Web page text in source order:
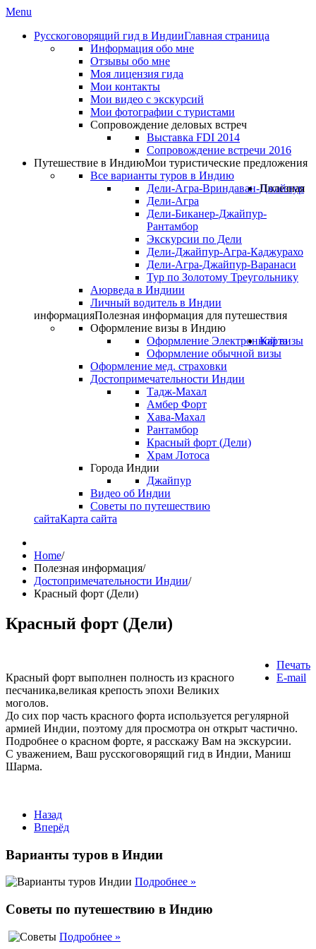
Menu
Русскоговорящий гид в ИндииГлавная страница
Информация обо мне
Отзывы обо мне
Моя лицензия гида
Мои контакты
Мои видео с экскурсий
Мои фотографии с туристами
Сопровождение деловых встреч
Выставка FDI 2014
Сопровождение встречи 2016
Путешествие в ИндиюМои туристические предложения
Все варианты туров в Индию
Дели-Агра-Вриндаван-Джайпур
Дели-Агра
Дели-Биканер-Джайпур-
Рантамбор
Экскурсии по Дели
Дели-Джайпур-Агра-Каджурахо
Дели-Агра-Джайпур-Варанаси
Тур по Золотому Треугольнику
Аюрведа в Индиии
Личный водитель в Индии
Полезная
информацияПолезная информация для путешествия
Оформление визы в Индию
Оформление Электронной визы
Оформление обычной визы
Оформление мед. страховки
Достопримечательности Индии
Тадж-Махал
Амбер Форт
Хава-Махал
Рантамбор
Красный форт (Дели)
Храм Лотоса
Города Индии
Джайпур
Видео об Индии
Советы по путешествию
Карта
сайтаКарта сайта
Home/
Полезная информация/
Достопримечательности Индии/
Красный форт (Дели)
Красный форт (Дели)
Печать
E-mail
Красный форт выполнен полность из красного
песчаника,великая крепость эпохи Великих
моголов.
До сих пор часть красного форта используется регулярной
армией Индии, поэтому для просмотра он открыт частично.
Подробнее о красном форте, я расскажу Вам на экскурсии.
С уважением, Ваш русскоговорящий гид в Индии, Маниш
Шарма.
Назад
Вперёд
Варианты туров в Индии
Подробнее »
Советы по путешествию в Индию
Подробнее »